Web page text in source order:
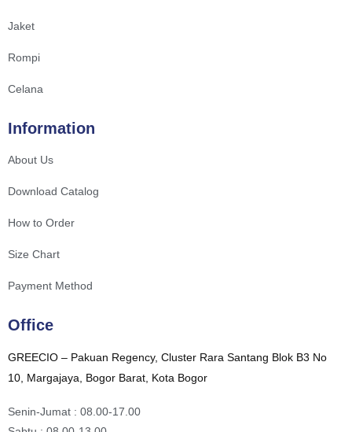
Jaket
Rompi
Celana
Information
About Us
Download Catalog
How to Order
Size Chart
Payment Method
Office
GREECIO – Pakuan Regency, Cluster Rara Santang Blok B3 No
10, Margajaya, Bogor Barat, Kota Bogor
Senin-Jumat : 08.00-17.00